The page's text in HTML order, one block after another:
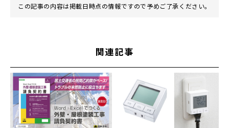
この記事の内容は掲載日時点の情報ですので予めご了承ください。
関連記事